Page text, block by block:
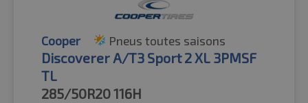
Cooper Pneus toutes saisons
Discoverer A/T3 Sport 2 XL 3PMSF
TL
285/50R20116H